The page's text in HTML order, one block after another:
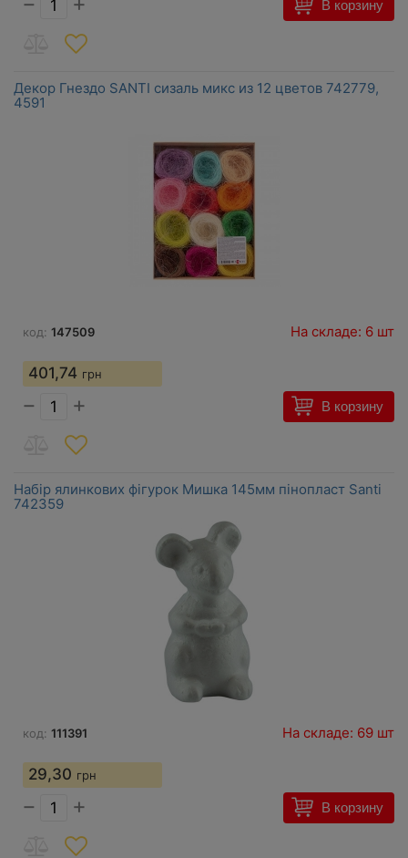
В корзину
Декор Гнездо SANTI сизаль микс из 12 цветов 742779,
4591
код: 147509 На складе: 6 шт
401,74 грн
− + В корзину
Набір ялинкових фігурок Мишка 145мм пінопласт Santi
742359
код: 111391 На складе: 69 шт
29,30 грн
− + В корзину